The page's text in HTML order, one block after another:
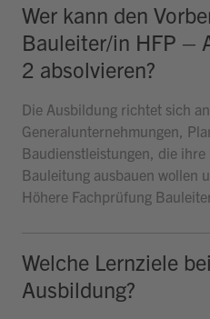
Wer kann den
Bauleiter/in HFP –
2 absolvieren?
Die Ausbildung richtet sich
Generalunternehmungen,
Baudienstleistungen, die
Bauleitung ausbauen wollen
Höhere Fachprüfung
Welche Lernziele
Ausbildung?